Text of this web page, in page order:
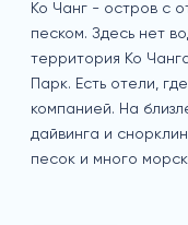
Ко Чанг - остров с
песком. Здесь нет
территория Ко
Парк. Есть отели,
компанией. На
дайвинга и
песок и много